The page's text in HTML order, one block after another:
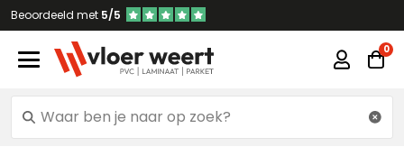
Beoordeeld met 5/5